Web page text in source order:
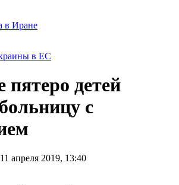
в Иране
в ЕС
пятеро детей
с
апреля 2019, 13:40